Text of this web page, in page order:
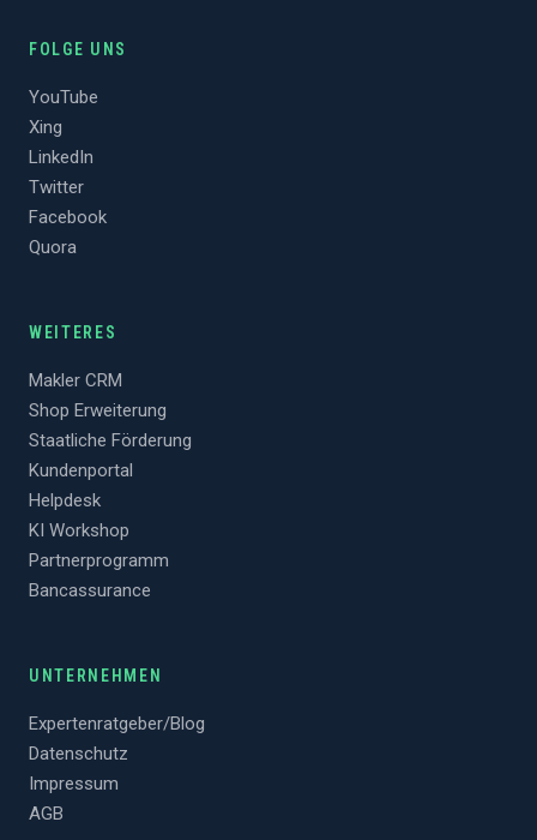
FOLGE UNS
YouTube
Xing
LinkedIn
Twitter
Facebook
Quora
WEITERES
Makler CRM
Shop Erweiterung
Staatliche Förderung
Kundenportal
Helpdesk
KI Workshop
Partnerprogramm
Bancassurance
UNTERNEHMEN
Expertenratgeber/Blog
Datenschutz
Impressum
AGB